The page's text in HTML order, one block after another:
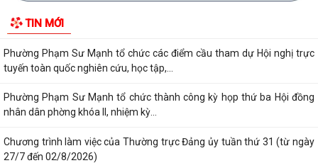
TIN MỚI
định kỳ, khám sàng lọc miễn phí...
Phường Phạm Sư Mạnh tổ chức các điểm cầu tham dự Hội nghị trực
tuyến toàn quốc nghiên cứu, học tập,...
Phường Phạm Sư Mạnh tổ chức thành công kỳ họp thứ ba Hội đồng
nhân dân phờng khóa II, nhiệm kỳ...
Chương trình làm việc của Thường trực Đảng ủy tuần thứ 31 (từ ngày
27/7 đến 02/8/2026)